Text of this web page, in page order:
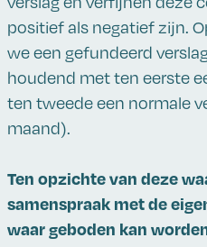
positief als negatief zijn.
we een gefundeerd
houdend met ten eerste
ten tweede een normale
maand).
Ten opzichte van deze
samenspraak met de
waar geboden kan